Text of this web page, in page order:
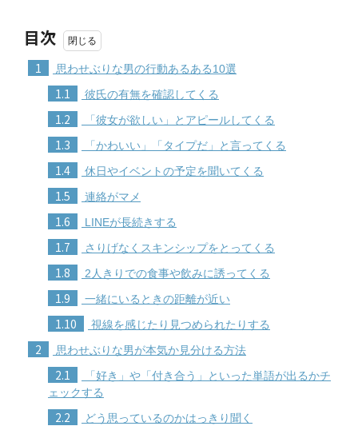
目次
1 思わせぶりな男の行動あるある10選
1.1 彼氏の有無を確認してくる
1.2 「彼女が欲しい」とアピールしてくる
1.3 「かわいい」「タイプだ」と言ってくる
1.4 休日やイベントの予定を聞いてくる
1.5 連絡がマメ
1.6 LINEが長続きする
1.7 さりげなくスキンシップをとってくる
1.8 2人きりでの食事や飲みに誘ってくる
1.9 一緒にいるときの距離が近い
1.10 視線を感じたり見つめられたりする
2 思わせぶりな男が本気か見分ける方法
2.1
「好き」や「付き合う」といった単語が出るかチ
ェックする
2.2 どう思っているのかはっきり聞く